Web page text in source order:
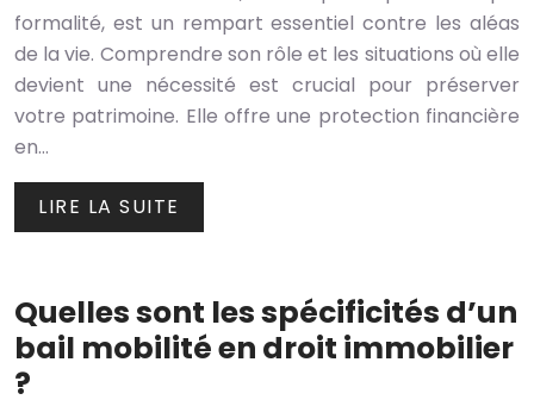
formalité, est un rempart essentiel contre les aléas
de la vie. Comprendre son rôle et les situations où elle
devient une nécessité est crucial pour préserver
votre patrimoine. Elle offre une protection financière
en…
LIRE LA SUITE
Quelles sont les spécificités d’un
bail mobilité en droit immobilier
?